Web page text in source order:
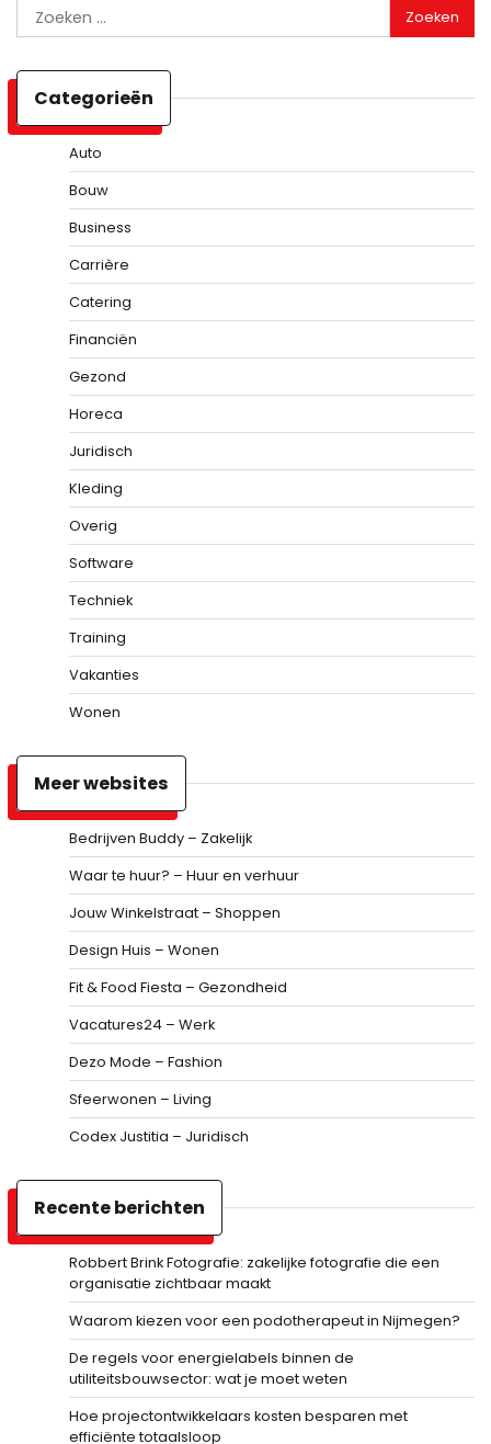
Zoeken
naar:
Categorieën
Auto
Bouw
Business
Carrière
Catering
Financiën
Gezond
Horeca
Juridisch
Kleding
Overig
Software
Techniek
Training
Vakanties
Wonen
Meer websites
Bedrijven Buddy – Zakelijk
Waar te huur? – Huur en verhuur
Jouw Winkelstraat – Shoppen
Design Huis – Wonen
Fit & Food Fiesta – Gezondheid
Vacatures24 – Werk
Dezo Mode – Fashion
Sfeerwonen – Living
Codex Justitia – Juridisch
Recente berichten
Robbert Brink Fotografie: zakelijke fotografie die een
organisatie zichtbaar maakt
Waarom kiezen voor een podotherapeut in Nijmegen?
De regels voor energielabels binnen de
utiliteitsbouwsector: wat je moet weten
Hoe projectontwikkelaars kosten besparen met
efficiënte totaalsloop